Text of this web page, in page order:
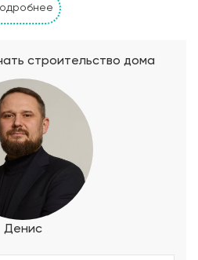
"Элеганс" расположены три
в стиле современной
пространство дома
проводить вечера в гостях с
позволяет наслаждаться свежим
природы. Кроме того, дом
для безопасной парковки
И самое приятное, этот
комплекс, где вы сможете
заботой о своем теле и душе.
своим исключительным стилем
проектировалась с учетом
в уют и элегантность с
строительство дома
Денис